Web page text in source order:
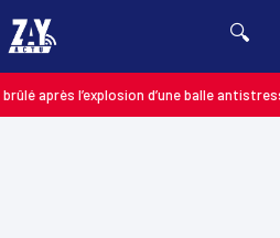
🔍
l’explosion d’une balle antistress